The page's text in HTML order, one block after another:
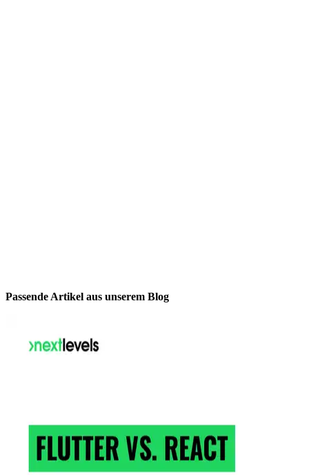
Passende Artikel aus unserem Blog